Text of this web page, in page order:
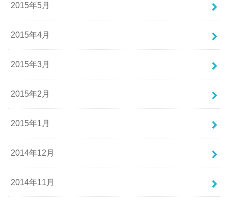
2015年5月
2015年4月
2015年3月
2015年2月
2015年1月
2014年12月
2014年11月